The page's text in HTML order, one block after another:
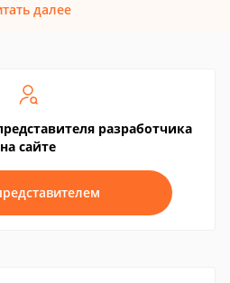
далее
разработчика
на сайте